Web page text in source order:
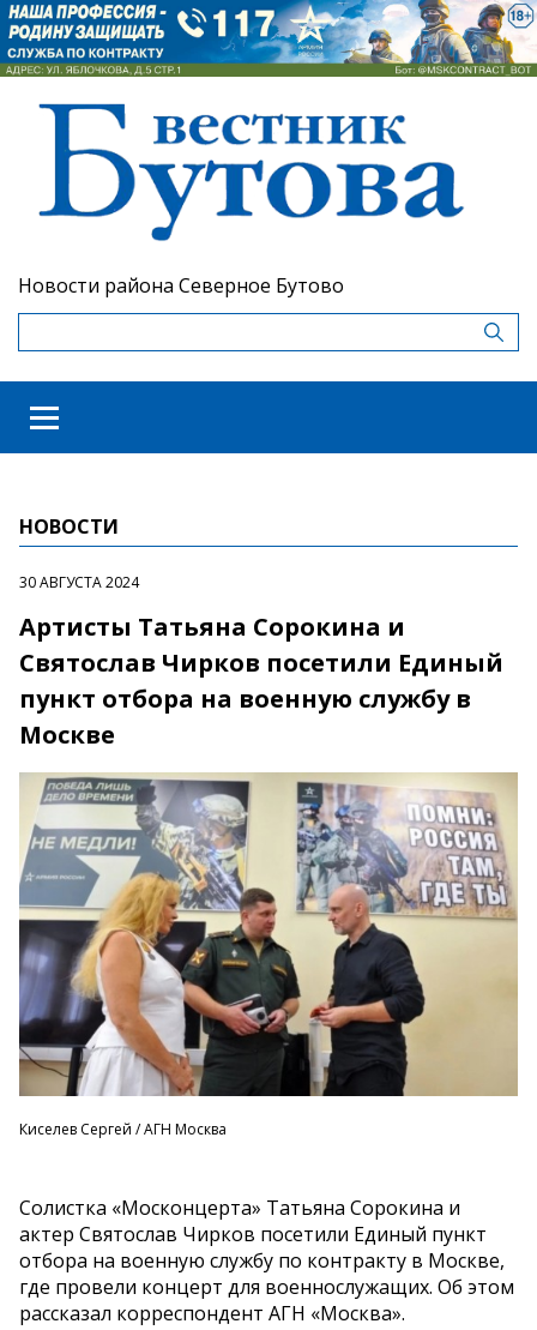
Новости района Северное Бутово
НОВОСТИ
30 АВГУСТА 2024
Артисты Татьяна Сорокина и
Святослав Чирков посетили Единый
пункт отбора на военную службу в
Москве
Киселев Сергей / АГН Москва
Солистка «Москонцерта» Татьяна Сорокина и
актер Святослав Чирков посетили Единый пункт
отбора на военную службу по контракту в Москве,
где провели концерт для военнослужащих. Об этом
рассказал корреспондент АГН «Москва».